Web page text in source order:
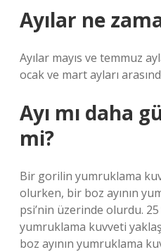
Ayılar ne
Ayılar mayıs ve temmuz
ocak ve mart ayları
Ayı mı daha
mi?
Bir gorilin yumruklama
olurken, bir boz ayının
psi’nin üzerinde olurdu.
yumruklama kuvveti
boz ayının yumruklama